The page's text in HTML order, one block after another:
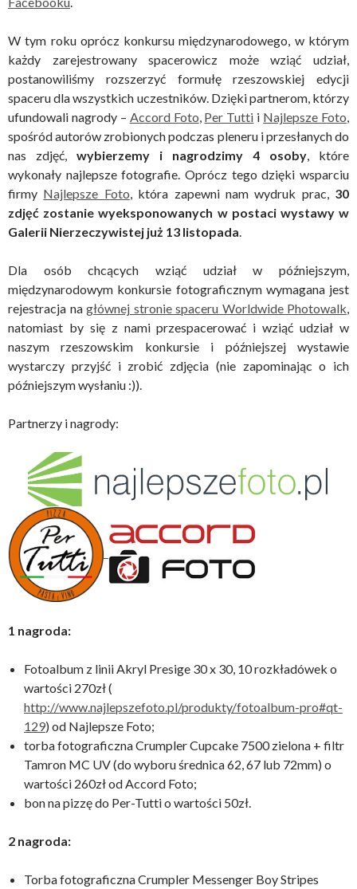
W tym roku oprócz konkursu międzynarodowego, w którym
każdy zarejestrowany spacerowicz może wziąć udział,
postanowiliśmy rozszerzyć formułę rzeszowskiej edycji
spaceru dla wszystkich uczestników. Dzięki partnerom, którzy
ufundowali nagrody – Accord Foto, Per Tutti i Najlepsze Foto,
spośród autorów zrobionych podczas pleneru i przesłanych do
nas zdjęć, wybierzemy i nagrodzimy 4 osoby, które
wykonały najlepsze fotografie. Oprócz tego dzięki wsparciu
firmy Najlepsze Foto, która zapewni nam wydruk prac,30
zdjęć zostanie wyeksponowanych w postaci wystawy w
Galerii Nierzeczywistej już 13 listopada.
Dla osób chcących wziąć udział w późniejszym,
międzynarodowym konkursie fotograficznym wymagana jest
rejestracja na głównej stronie spaceru Worldwide Photowalk,
natomiast by się z nami przespacerować i wziąć udział w
naszym rzeszowskim konkursie i późniejszej wystawie
wystarczy przyjść i zrobić zdjęcia (nie zapominając o ich
późniejszym wysłaniu :)).
Partnerzy i nagrody:
1 nagroda:
Fotoalbum z linii Akryl Presige 30 x 30, 10 rozkładówek o
wartości 270zł (
http://www.najlepszefoto.pl/produkty/fotoalbum-pro#qt-
129) od Najlepsze Foto;
torba fotograficzna Crumpler Cupcake 7500 zielona + filtr
Tamron MC UV (do wyboru średnica 62, 67 lub 72mm) o
wartości 260zł od Accord Foto;
bon na pizzę do Per-Tutti o wartości 50zł.
2 nagroda:
Torba fotograficzna Crumpler Messenger Boy Stripes